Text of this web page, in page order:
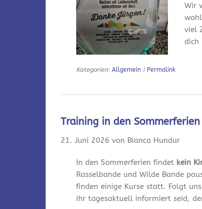
Wir
viel
dich
Kategorien:Allgemein | Permalink
Training in den Sommerferien
21. Juni 2026 von Bianca Hundur
In den Sommerferien findet kein
Rasselbande und Wilde Bande
finden einige Kurse statt. Folgt
ihr tagesaktuell informiert seid,